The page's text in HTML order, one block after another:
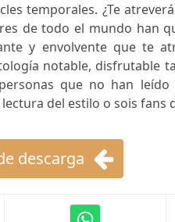
temporales. ¿Te
de todo el mundo han
y envolvente que te
notable, disfrutable
que no han leído
del estilo o sois fans
descarga